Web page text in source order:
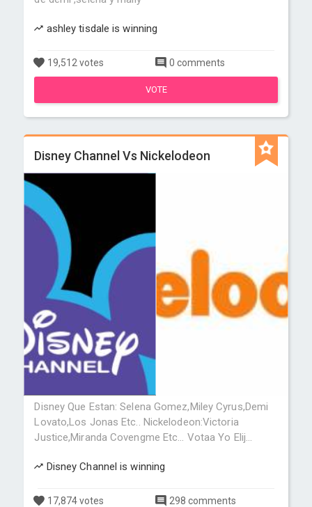
ashley tisdale is winning
19,512 votes 0 comments
VOTE
Disney Channel Vs Nickelodeon
Disney Que Estan: Selena Gomez,Miley Cyrus,Demi
Lovato,Los Jonas Etc.. Nickelodeon:Victoria
Justice,Miranda Covengme Etc... Votaa Yo Elij...
Disney Channel is winning
17,874 votes 298 comments